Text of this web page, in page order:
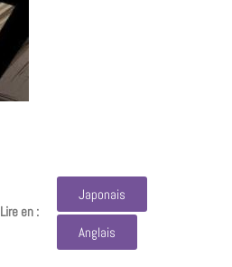
Lire en :
Japonais
Anglais